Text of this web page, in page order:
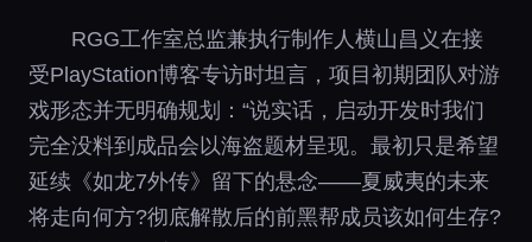
RGG工作室总监兼执行制作人横山昌义在接
受PlayStation博客专访时坦言，项目初期团队对游
戏形态并无明确规划：“说实话，启动开发时我们
完全没料到成品会以海盗题材呈现。最初只是希望
延续《如龙7外传》留下的悬念——夏威夷的未来
将走向何方?彻底解散后的前黑帮成员该如何生存?